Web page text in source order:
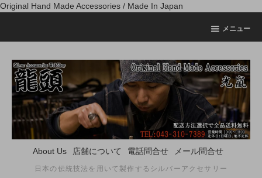
Original Hand Made Accessories / Made In Japan
メニュー
About Us 店舗について 電話問合せ メール問合せ
日本の伝統技法を用いて製作するシルバーアクセサリー